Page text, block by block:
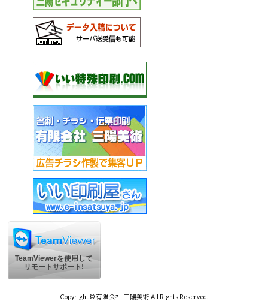
TeamViewerを使用して
リモートサポート!
Copyright © 有限会社 三陽美術 All Rights Reserved.